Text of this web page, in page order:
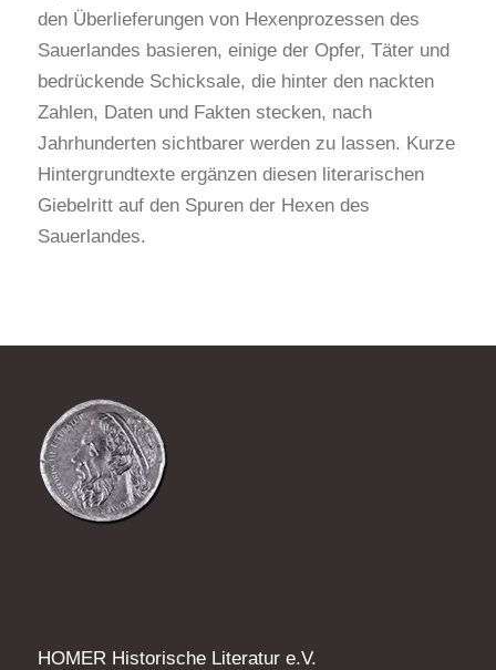
den Überlieferungen von Hexenprozessen des
Sauerlandes basieren, einige der Opfer, Täter und
bedrückende Schicksale, die hinter den nackten
Zahlen, Daten und Fakten stecken, nach
Jahrhunderten sichtbarer werden zu lassen. Kurze
Hintergrundtexte ergänzen diesen literarischen
Giebelritt auf den Spuren der Hexen des
Sauerlandes.
HOMER Historische Literatur e.V.